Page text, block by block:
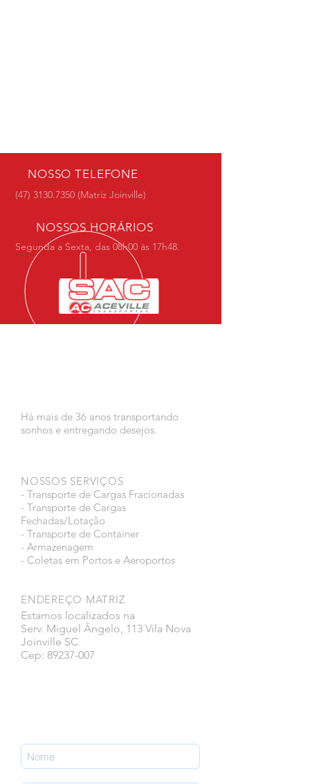
NOSSO TELEFONE
(47) 3130.7350 (Matriz Joinville)
NOSSOS HORÁRIOS
Segunda a Sexta, das 08h00 às 17h48.
Há mais de 36 anos transportando
sonhos e entregando desejos.
NOSSOS SERVIÇOS
- Transporte de Cargas Fracionadas
- Transporte de Cargas
Fechadas/Lotação
- Transporte de Container
- Armazenagem
- Coletas em Portos e Aeroportos
ENDEREÇO MATRIZ
Estamos localizados na
Serv. Miguel Ângelo, 113 Vila Nova
Joinville SC
Cep: 89237-007